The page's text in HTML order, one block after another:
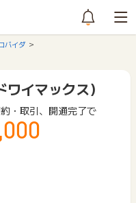
バイダ
イマックス）
・取引、開通完了で